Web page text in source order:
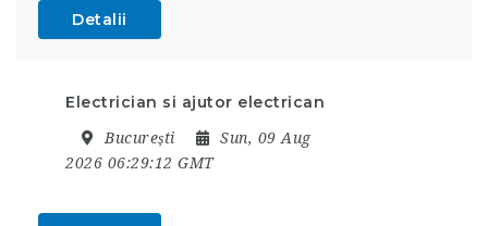
Detalii
Electrician si ajutor electrican
București
Sun, 09 Aug
2026 06:29:12 GMT